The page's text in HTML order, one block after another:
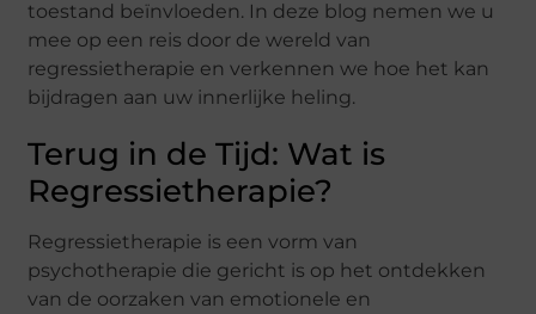
toestand beïnvloeden. In deze blog nemen we u
mee op een reis door de wereld van
regressietherapie en verkennen we hoe het kan
bijdragen aan uw innerlijke heling.
Terug in de Tijd: Wat is
Regressietherapie?
Regressietherapie is een vorm van
psychotherapie die gericht is op het ontdekken
van de oorzaken van emotionele en